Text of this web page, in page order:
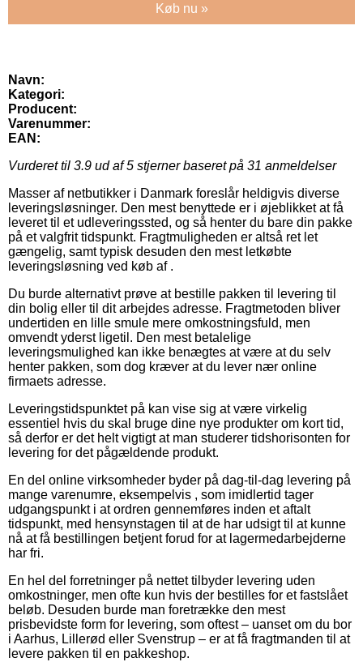
Køb nu »
Navn:
Kategori:
Producent:
Varenummer:
EAN:
Vurderet til 3.9 ud af 5 stjerner baseret på 31 anmeldelser
Masser af netbutikker i Danmark foreslår heldigvis diverse
leveringsløsninger. Den mest benyttede er i øjeblikket at få
leveret til et udleveringssted, og så henter du bare din pakke
på et valgfrit tidspunkt. Fragtmuligheden er altså ret let
gængelig, samt typisk desuden den mest letkøbte
leveringsløsning ved køb af .
Du burde alternativt prøve at bestille pakken til levering til
din bolig eller til dit arbejdes adresse. Fragtmetoden bliver
undertiden en lille smule mere omkostningsfuld, men
omvendt yderst ligetil. Den mest betalelige
leveringsmulighed kan ikke benægtes at være at du selv
henter pakken, som dog kræver at du lever nær online
firmaets adresse.
Leveringstidspunktet på kan vise sig at være virkelig
essentiel hvis du skal bruge dine nye produkter om kort tid,
så derfor er det helt vigtigt at man studerer tidshorisonten for
levering for det pågældende produkt.
En del online virksomheder byder på dag-til-dag levering på
mange varenumre, eksempelvis , som imidlertid tager
udgangspunkt i at ordren gennemføres inden et aftalt
tidspunkt, med hensynstagen til at de har udsigt til at kunne
nå at få bestillingen betjent forud for at lagermedarbejderne
har fri.
En hel del forretninger på nettet tilbyder levering uden
omkostninger, men ofte kun hvis der bestilles for et fastslået
beløb. Desuden burde man foretrække den mest
prisbevidste form for levering, som oftest – uanset om du bor
i Aarhus, Lillerød eller Svenstrup – er at få fragtmanden til at
levere pakken til en pakkeshop.